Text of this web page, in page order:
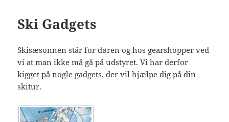
Ski Gadgets
Skisæsonnen står for døren og hos gearshopper ved
vi at man ikke må gå på udstyret. Vi har derfor
kigget på nogle gadgets, der vil hjælpe dig på din
skitur.